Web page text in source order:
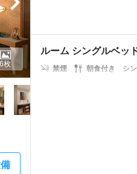
6枚
ルーム シングルベッ
禁煙 朝食付き
シ